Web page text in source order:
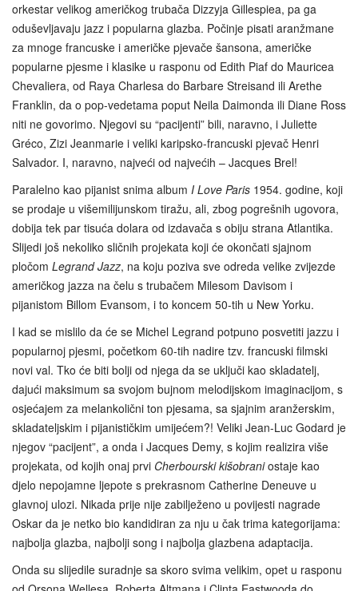
orkestar velikog američkog trubača Dizzyja Gillespiea, pa ga
oduševljavaju jazz i popularna glazba. Počinje pisati aranžmane
za mnoge francuske i američke pjevače šansona, američke
popularne pjesme i klasike u rasponu od Edith Piaf do Mauricea
Chevaliera, od Raya Charlesa do Barbare Streisand ili Arethe
Franklin, da o pop-vedetama poput Neila Daimonda ili Diane Ross
niti ne govorimo. Njegovi su “pacijenti” bili, naravno, i Juliette
Gréco, Zizi Jeanmarie i veliki karipsko-francuski pjevač Henri
Salvador. I, naravno, najveći od najvećih – Jacques Brel!
Paralelno kao pijanist snima album I Love Paris 1954. godine, koji
se prodaje u višemilijunskom tiražu, ali, zbog pogrešnih ugovora,
dobija tek par tisuća dolara od izdavača s obiju strana Atlantika.
Slijedi još nekoliko sličnih projekata koji će okončati sjajnom
pločom Legrand Jazz, na koju poziva sve odreda velike zvijezde
američkog jazza na čelu s trubačem Milesom Davisom i
pijanistom Billom Evansom, i to koncem 50-tih u New Yorku.
I kad se mislilo da će se Michel Legrand potpuno posvetiti jazzu i
popularnoj pjesmi, početkom 60-tih nadire tzv. francuski filmski
novi val. Tko će biti bolji od njega da se uključi kao skladatelj,
dajući maksimum sa svojom bujnom melodijskom imaginacijom, s
osjećajem za melankolični ton pjesama, sa sjajnim aranžerskim,
skladateljskim i pijanističkim umijećem?! Veliki Jean-Luc Godard je
njegov “pacijent”, a onda i Jacques Demy, s kojim realizira više
projekata, od kojih onaj prvi Cherbourski kišobraniostaje kao
djelo nepojamne ljepote s prekrasnom Catherine Deneuve u
glavnoj ulozi. Nikada prije nije zabilježeno u povijesti nagrade
Oskar da je netko bio kandidiran za nju u čak trima kategorijama:
najbolja glazba, najbolji song i najbolja glazbena adaptacija.
Onda su slijedile suradnje sa skoro svima velikim, opet u rasponu